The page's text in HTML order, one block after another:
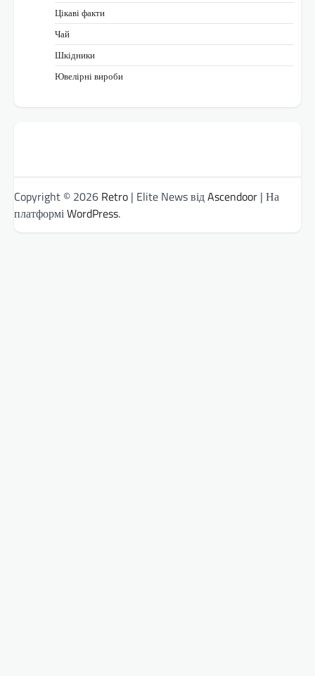
Цікаві факти
Чай
Шкідники
Ювелірні вироби
Copyright © 2026 Retro | Elite News відAscendoor | На
платформіWordPress.